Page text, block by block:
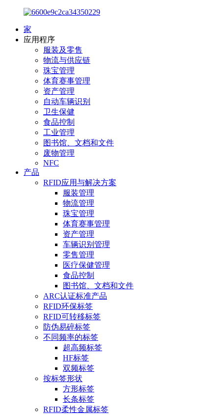
家
应用程序
服装及零售
物流与供应链
珠宝管理
体育赛事管理
资产管理
自动车辆识别
卫生保健
食品控制
工业管理
图书馆、文档和文件
废物管理
NFC
产品
RFID应用与解决方案
服装管理
物流管理
珠宝管理
体育赛事管理
资产管理
车辆识别管理
零售管理
医疗保健管理
食品控制
图书馆、文档和文件
ARC认证标准产品
RFID环保标签
RFID可转移标签
防伪易碎标签
不同频率的标签
超高频标签
HF标签
双频标签
按标签形状
方形标签
长条标签
RFID柔性金属标签